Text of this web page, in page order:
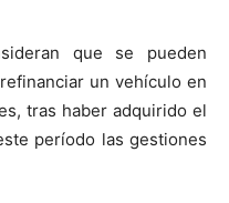
que se pueden
un vehículo en
tras haber adquirido el
período las gestiones